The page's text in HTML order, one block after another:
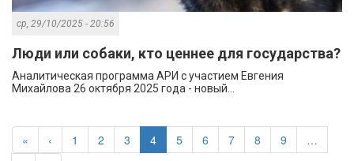
ср, 29/10/2025 - 20:56
Люди или собаки, кто ценнее для государства?
Аналитическая программа АРИ с участием Евгения
Михайлова 26 октября 2025 года - новый...
« ‹ 1 2 3 4 5 6 7 8 9
…